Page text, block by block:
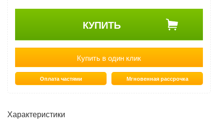
КУПИТЬ
Купить в один клик
Оплата частями Мгновенная рассрочка
Характеристики